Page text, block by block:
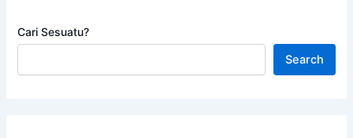
Cari Sesuatu?
Search